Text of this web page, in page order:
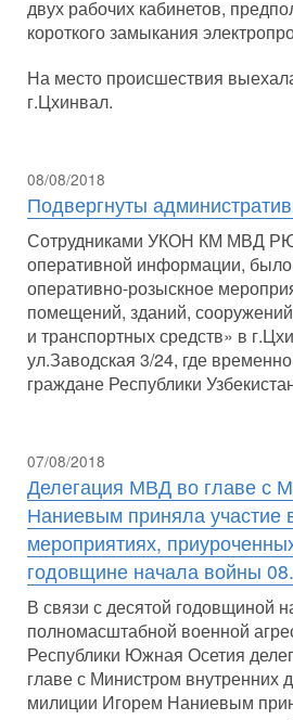
двух рабочих кабинетов,
короткого замыкания
На место происшествия
г.Цхинвал.
08/08/2018
Подвергнуты
Сотрудниками УКОН КМ МВД
оперативной информации,
оперативно-розыскное
помещений, зданий,
и транспортных средств» в
ул.Заводская 3/24, где
граждане Республики
07/08/2018
Делегация МВД во главе с
Наниевым приняла участие
мероприятиях,
годовщине начала войны
В связи с десятой годовщиной
полномасштабной военной
Республики Южная Осетия
главе с Министром внутренних
милиции Игорем Наниевым